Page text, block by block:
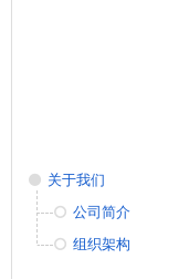
关于我们
公司简介
组织架构